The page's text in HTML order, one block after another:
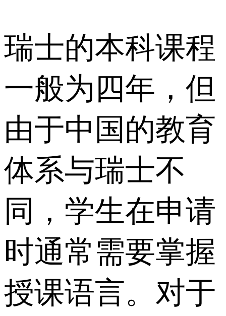
瑞士的本科课程
一般为四年，但
由于中国的教育
体系与瑞士不
同，学生在申请
时通常需要掌握
授课语言。对于